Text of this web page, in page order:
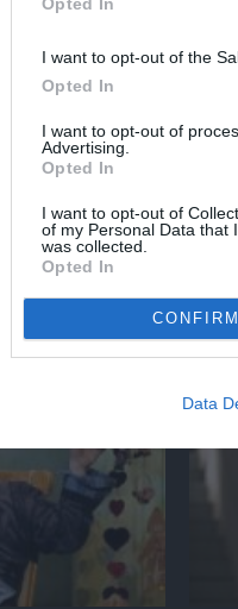
I want to opt-out of the
Opted In
I want to opt-out of
Advertising.
Opted In
I want to opt-out of
of my Personal Data that
was collected.
Opted In
CONFIRM
Data
την Τέχνη και τον
Σχετικά